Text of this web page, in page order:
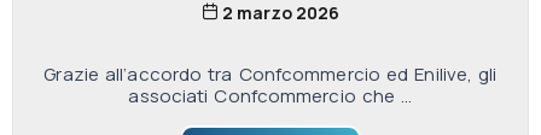
2 marzo 2026
Grazie all’accordo tra Confcommercio ed Enilive, gli
associati Confcommercio che ...